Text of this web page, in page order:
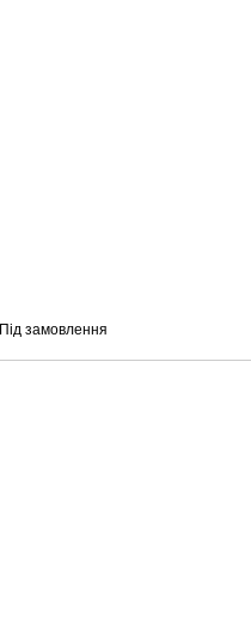
Під замовлення